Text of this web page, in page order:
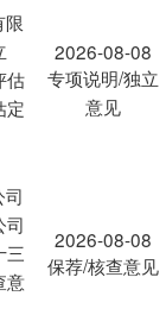
限
估
定
2026-08-08
专项说明/独立
意见
司
三
意
2026-08-08
保荐/核查意见